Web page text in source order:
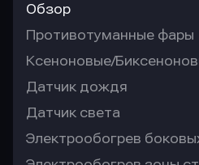
Обзор
Противотуманные фары
Ксеноновые/
Датчик дождя
Датчик света
Электрообогрев